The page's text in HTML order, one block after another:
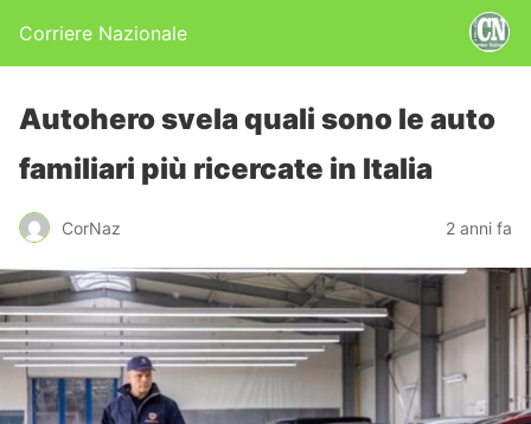
Corriere Nazionale
Autohero svela quali sono le auto
familiari più ricercate in Italia
CorNaz 2 anni fa